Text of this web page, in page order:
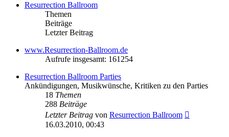
Resurrection Ballroom
Themen
Beiträge
Letzter Beitrag
www.Resurrection-Ballroom.de
Aufrufe insgesamt: 161254
Resurrection Ballroom Parties
Ankündigungen, Musikwünsche, Kritiken zu den Parties
18 Themen
288 Beiträge
Letzter Beitrag von Resurrection Ballroom
16.03.2010, 00:43